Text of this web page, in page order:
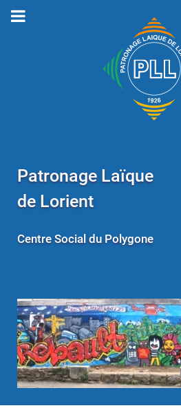
Patronage Laïque
de Lorient
Centre Social du Polygone